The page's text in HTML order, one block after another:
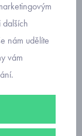
i dalších
nám udělíte
vám